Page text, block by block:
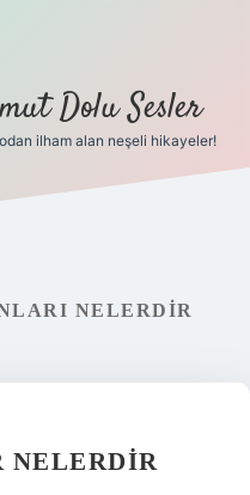
Dolu Sesler
ilham alan neşeli hikayeler!
NELERDIR
NELERDIR